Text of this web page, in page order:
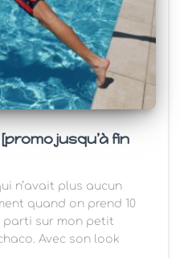
jusqu’à fin
n’avait plus aucun
quand on prend 10
parti sur mon petit
Avec son look